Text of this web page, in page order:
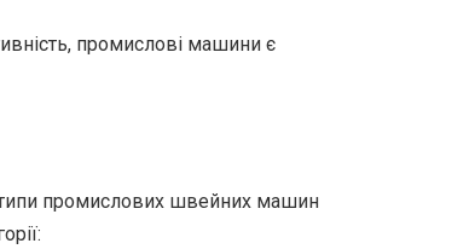
промислові машини є
промислових швейних машин